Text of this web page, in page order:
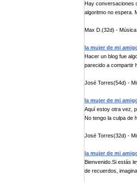
Hay conversaciones
algoritmo no espera.
Max D.(32d) - Música
la mujer de mi
Hacer un blog fue
parecido a compartir
José Torres(54d) -
la mujer de mi
Aquí estoy otra vez,
No tengo la culpa de
José Torres(32d) -
la mujer de mi
Bienvenido.Si estás
de recuerdos,